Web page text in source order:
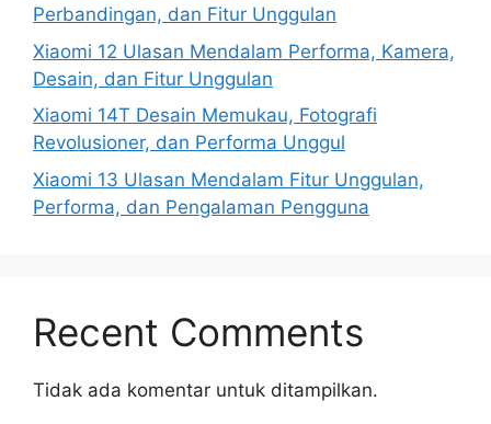
Perbandingan, dan Fitur Unggulan
Xiaomi 12 Ulasan Mendalam Performa, Kamera,
Desain, dan Fitur Unggulan
Xiaomi 14T Desain Memukau, Fotografi
Revolusioner, dan Performa Unggul
Xiaomi 13 Ulasan Mendalam Fitur Unggulan,
Performa, dan Pengalaman Pengguna
Recent Comments
Tidak ada komentar untuk ditampilkan.